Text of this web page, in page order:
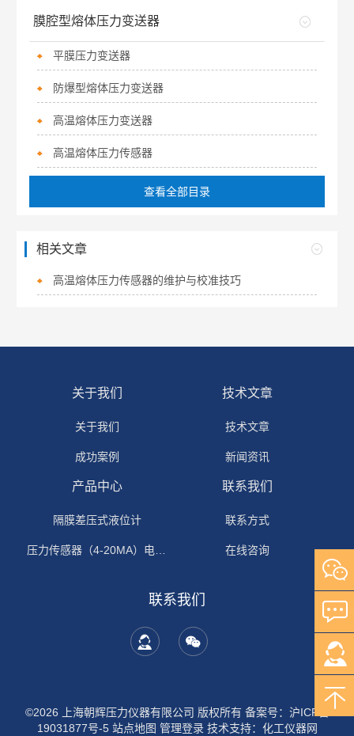
膜腔型熔体压力变送器
平膜压力变送器
防爆型熔体压力变送器
高温熔体压力变送器
高温熔体压力传感器
查看全部目录
相关文章
高温熔体压力传感器的维护与校准技巧
关于我们
关于我们
成功案例
技术文章
技术文章
新闻资讯
产品中心
隔膜差压式液位计
压力传感器（4-20MA）电流输出
联系我们
联系方式
在线咨询
联系我们
©2026 上海朝辉压力仪器有限公司 版权所有 备案号：沪ICP备
19031877号-5 站点地图 管理登录技术支持： 化工仪器网